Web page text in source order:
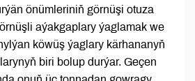
önümleriniň görnüşi otuza
aýakgaplary ýaglamak we
köwüş ýaglary kärhananyň
biri bolup durýar. Geçen